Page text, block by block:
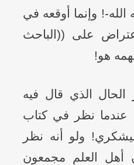
! وإنما أوقعه في
على ((الباحث
هو!
الحال الذي قال فيه
عندما نظر في كتاب
ولو أنه نظر
أهل العلم مجمعون